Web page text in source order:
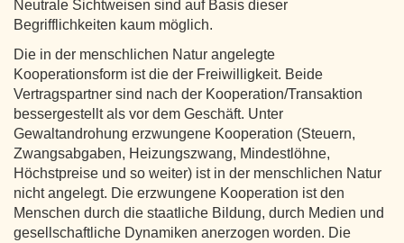
Neutrale Sichtweisen sind auf Basis dieser
Begrifflichkeiten kaum möglich.
Die in der menschlichen Natur angelegte
Kooperationsform ist die der Freiwilligkeit. Beide
Vertragspartner sind nach der Kooperation/Transaktion
bessergestellt als vor dem Geschäft. Unter
Gewaltandrohung erzwungene Kooperation (Steuern,
Zwangsabgaben, Heizungszwang, Mindestlöhne,
Höchstpreise und so weiter) ist in der menschlichen Natur
nicht angelegt. Die erzwungene Kooperation ist den
Menschen durch die staatliche Bildung, durch Medien und
gesellschaftliche Dynamiken anerzogen worden. Die